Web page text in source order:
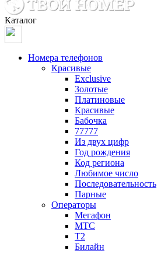
Каталог
Номера телефонов
Красивые
Exclusive
Золотые
Платиновые
Красивые
Бабочка
77777
Из двух цифр
Год рождения
Код региона
Любимое число
Последовательность
Парные
Операторы
Мегафон
МТС
Т2
Билайн